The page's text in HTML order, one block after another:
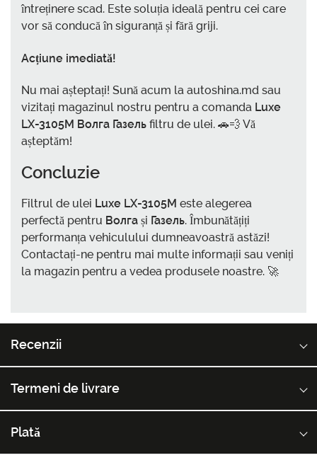
întreținere scad. Este soluția ideală pentru cei care
vor să conducă în siguranță și fără griji.
Acțiune imediată!
Nu mai așteptați! Sună acum la autoshina.md sau
vizitați magazinul nostru pentru a comanda Luxe
LX-3105M Волга Газель filtru de ulei. 🚗💨 Vă
așteptăm!
Concluzie
Filtrul de ulei Luxe LX-3105M este alegerea
perfectă pentru Волга și Газель. Îmbunătățiți
performanța vehiculului dumneavoastră astăzi!
Contactați-ne pentru mai multe informații sau veniți
la magazin pentru a vedea produsele noastre. 🚀
Recenzii
Termeni de livrare
Plată